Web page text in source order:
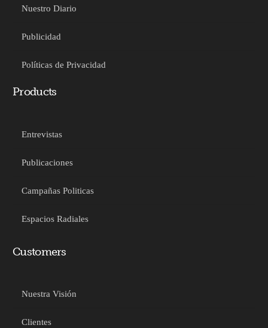
Nuestro Diario
Publicidad
Políticas de Privacidad
Products
Entrevistas
Publicaciones
Campañas Politicas
Espacios Radiales
Customers
Nuestra Visión
Clientes